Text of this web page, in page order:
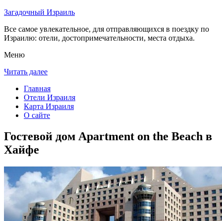
Загадочный Израиль
Все самое увлекательное, для отправляющихся в поездку по
Израилю: отели, достопримечательности, места отдыха.
Меню
Читать далее
Главная
Отели Израиля
Карта Израиля
О сайте
Гостевой дом Apartment on the Beach в
Хайфе